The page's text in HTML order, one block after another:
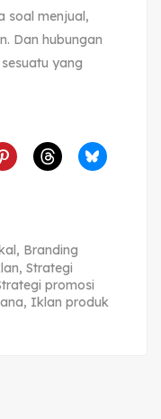
soal menjual,
Dan hubungan
yang
, Branding
, Strategi
promosi
, Iklan produk